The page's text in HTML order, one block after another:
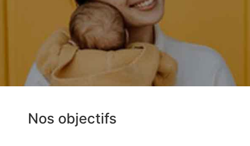
Nos objectifs